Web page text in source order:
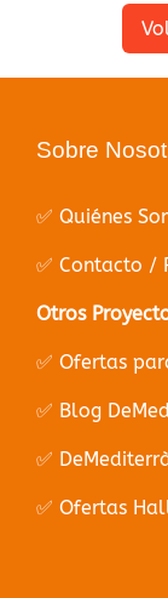
Sobre
✅ Quiénes
✅ Contacto /
Otros
✅ Ofertas
✅ Blog
✅
✅ Ofertas